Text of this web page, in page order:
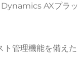
AXプラ
管理機能を備え